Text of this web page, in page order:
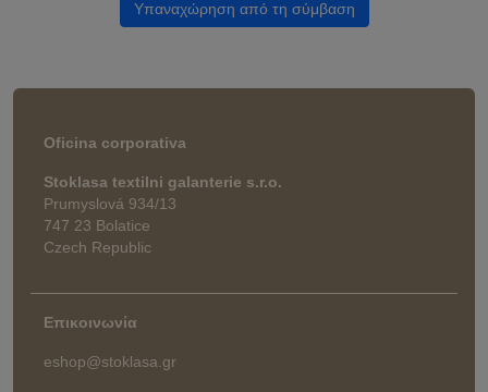
Υπαναχώρηση από τη σύμβαση
Oficina corporativa
Stoklasa textilni galanterie s.r.o.
Prumyslová 934/13
747 23 Bolatice
Czech Republic
Επικοινωνία
eshop@stoklasa.gr